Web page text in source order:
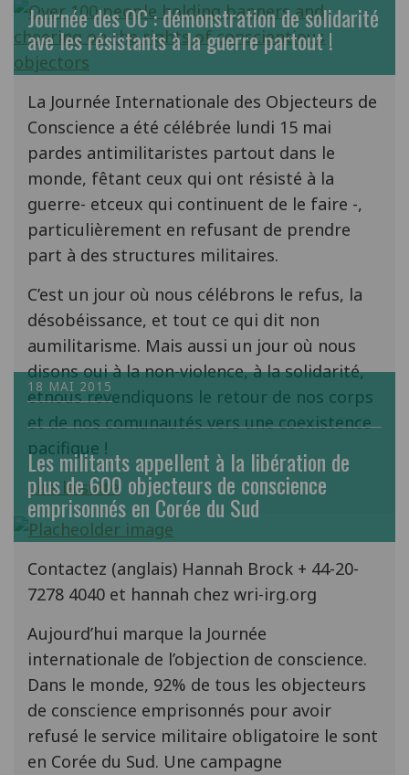
Journée des OC : démonstration de solidarité
ave les résistants à la guerre partout !
La Journée Internationale des Objecteurs de
Conscience a été célébrée lundi 15 mai
pardes antimilitaristes partout dans le
monde, fêtant ceux qui ont résisté à la
guerre- etceux qui continuent de le faire -,
particulièrement en refusant de prendre
part à des structures militaires.
C’est un jour où nous célébrons le refus, la
désobéissance, et tout ce qui dit non
aumilitarisme. Mais aussi un jour où nous
disons oui à la non-violence, à la solidarité,
etnous revendiquons le retour de nos corps
et de nos comunautés vers une coexistence
pacifique !
Lire la suite
18 MAI 2015
Les militants appellent à la libération de
plus de 600 objecteurs de conscience
emprisonnés en Corée du Sud
Contactez (anglais) Hannah Brock + 44-20-
7278 4040 et hannah chez wri-irg.org
Aujourd’hui marque la Journée
internationale de l’objection de conscience.
Dans le monde, 92% de tous les objecteurs
de conscience emprisonnés pour avoir
refusé le service militaire obligatoire le sont
en Corée du Sud. Une campagne